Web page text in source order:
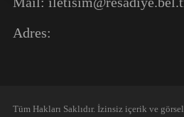
Adres:
Tüm Hakları Saklıdır. İzinsiz içerik ve görsel